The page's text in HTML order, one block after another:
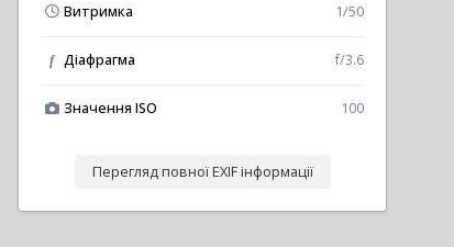
Витримка 1/50
f Діафрагма f/3.6
Значення ISO 100
Перегляд повної EXIF інформації